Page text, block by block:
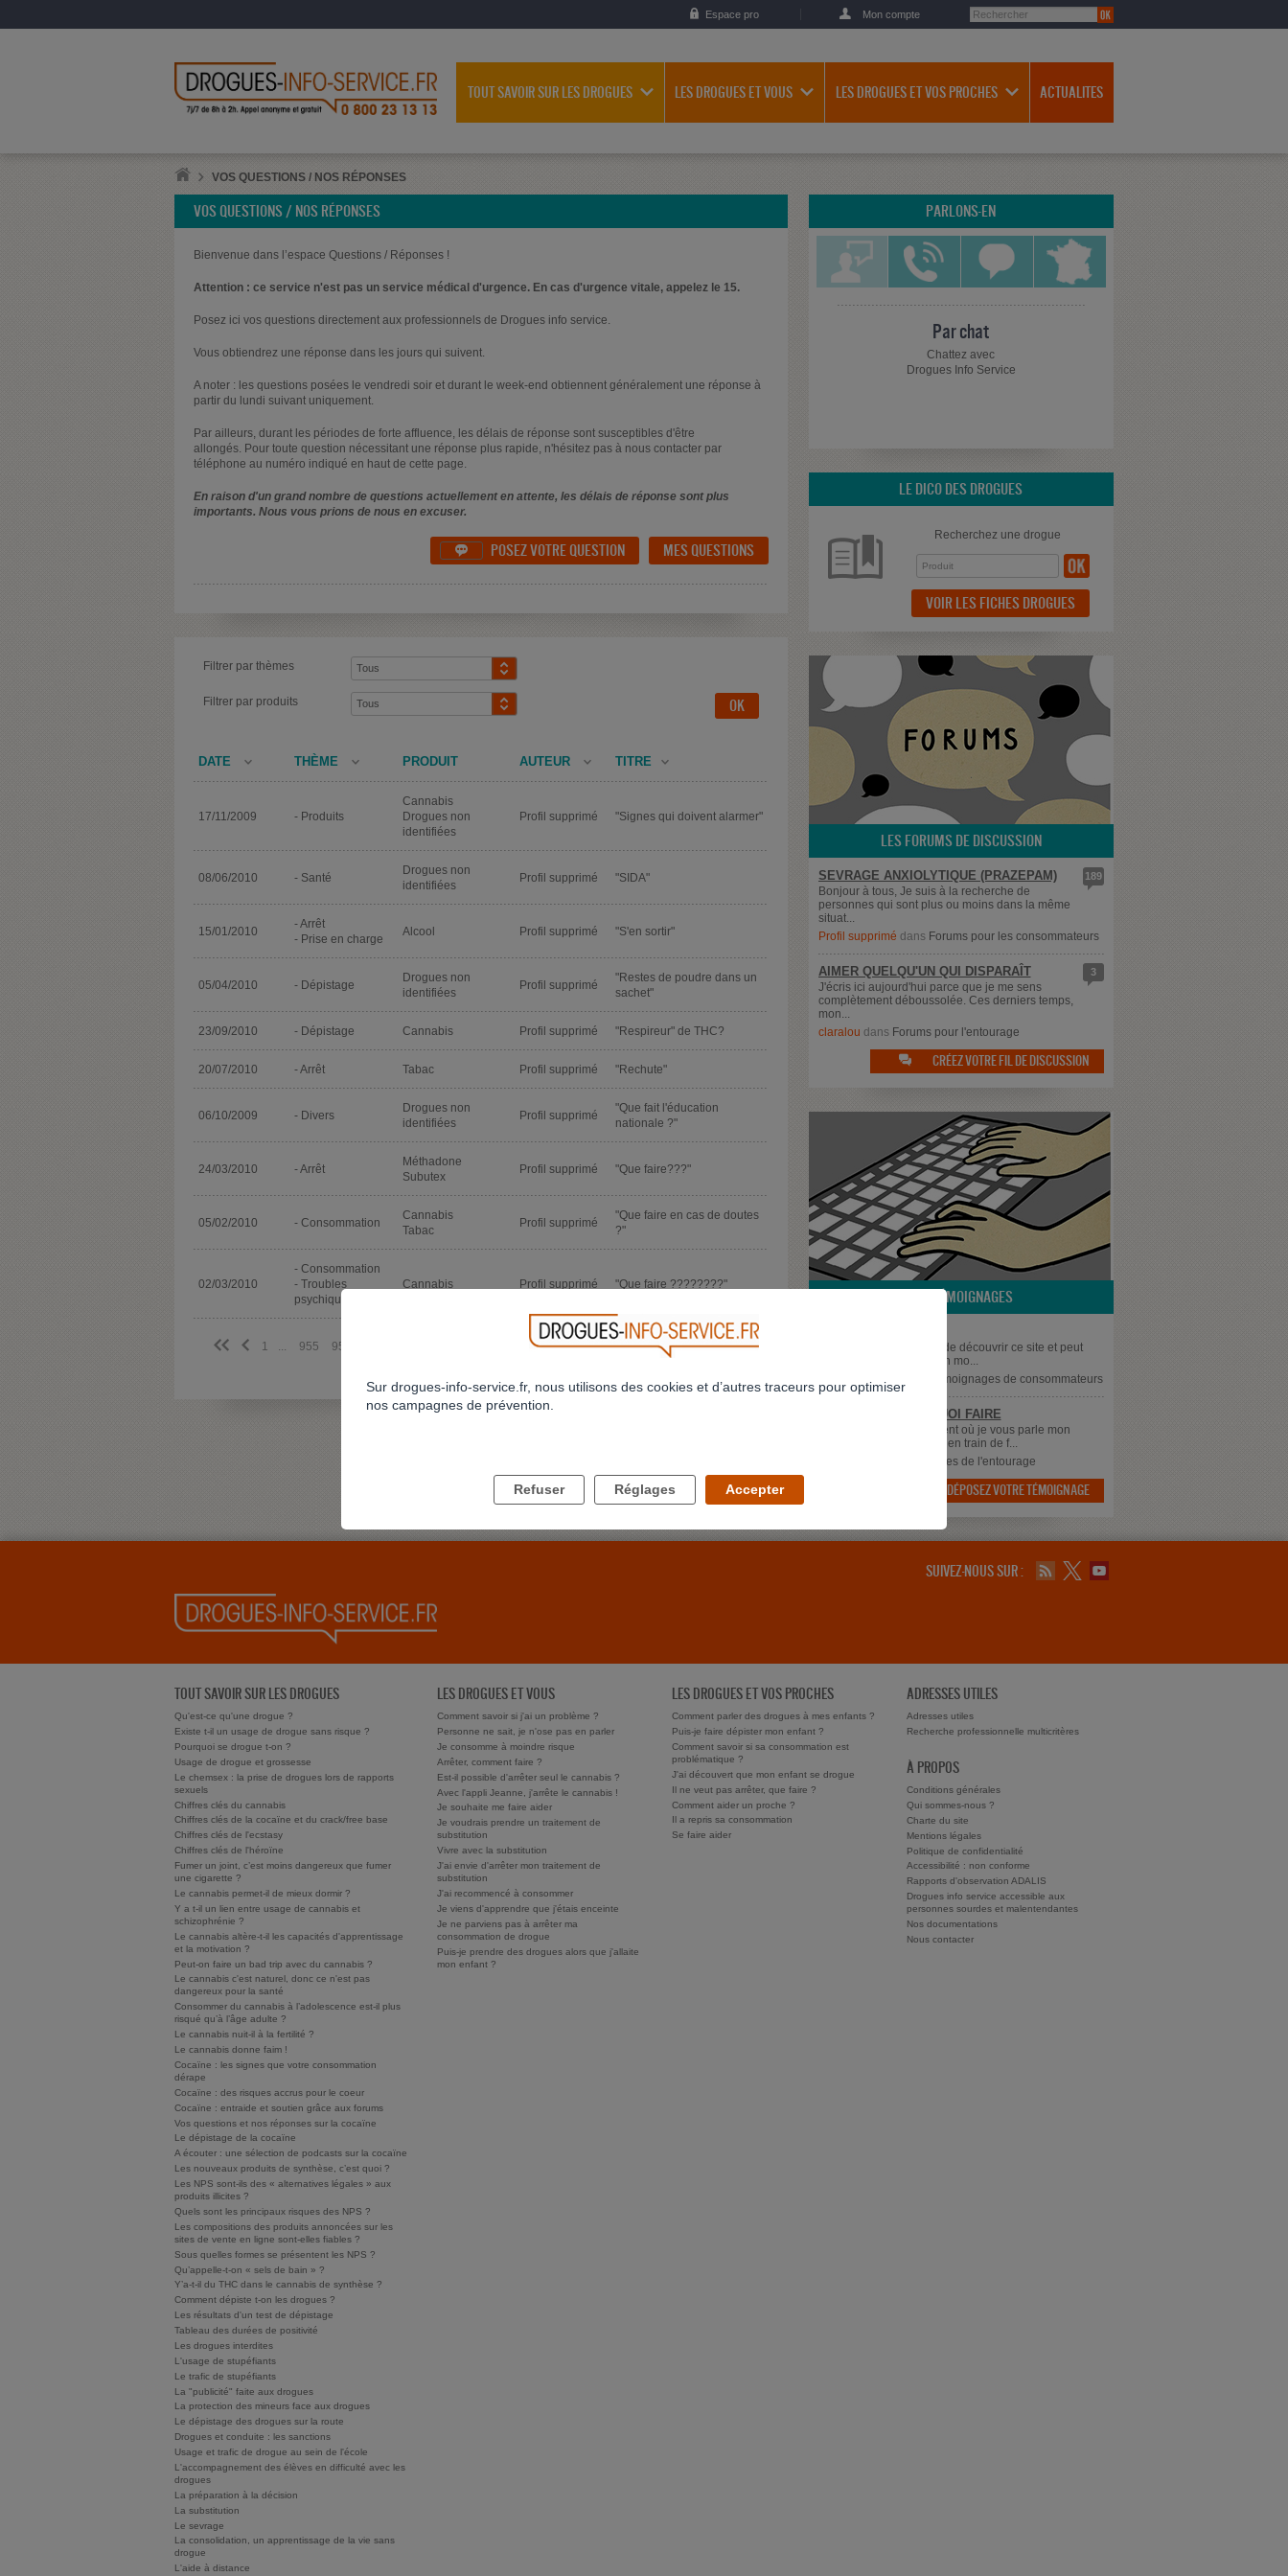
Espace pro Mon compte
TOUT SAVOIR SUR LES DROGUES LES DROGUES ET VOUS LES DROGUES ET VOS PROCHES ACTUALITES
VOS QUESTIONS / NOS RÉPONSES
VOS QUESTIONS / NOS RÉPONSES
Bienvenue dans l’espace Questions / Réponses !
Attention : ce service n'est pas un service médical d'urgence. En cas d'urgence vitale, appelez le 15.
Posez ici vos questions directement aux professionnels de Drogues info service.
Vous obtiendrez une réponse dans les jours qui suivent.
A noter : les questions posées le vendredi soir et durant le week-end obtiennent généralement une réponse à
partir du lundi suivant uniquement.
Par ailleurs, durant les périodes de forte affluence, les délais de réponse sont susceptibles d'être
allongés. Pour toute question nécessitant une réponse plus rapide, n'hésitez pas à nous contacter par
téléphone au numéro indiqué en haut de cette page.
En raison d'un grand nombre de questions actuellement en attente, les délais de réponse sont plus
importants. Nous vous prions de nous en excuser.
 POSEZ VOTRE QUESTION MES QUESTIONS
Filtrer par thèmes
Filtrer par produits
DATE THÈME PRODUIT AUTEUR TITRE
17/11/2009 - Produits
Cannabis
Drogues non
identifiées
Profil supprimé "Signes qui doivent alarmer"
08/06/2010 - Santé
Drogues non
identifiées
Profil supprimé "SIDA"
15/01/2010
- Arrêt
- Prise en charge
Alcool Profil supprimé "S'en sortir"
05/04/2010 - Dépistage
Drogues non
identifiées
Profil supprimé
"Restes de poudre dans un
sachet"
23/09/2010 - Dépistage Cannabis Profil supprimé "Respireur" de THC?
20/07/2010 - Arrêt Tabac Profil supprimé "Rechute"
06/10/2009 - Divers
Drogues non
identifiées
Profil supprimé
"Que fait l'éducation
nationale ?"
24/03/2010 - Arrêt
Méthadone
Subutex
Profil supprimé "Que faire???"
05/02/2010 - Consommation
Cannabis
Tabac
Profil supprimé
"Que faire en cas de doutes
?"
02/03/2010
- Consommation
- Troubles
psychiques
Cannabis Profil supprimé "Que faire ????????"
<< < 1 955 956 962 963 964 965 966 967 968
...
PARLONS-EN
Par chat
Chattez avec
Drogues Info Service
LE DICO DES DROGUES
Recherchez une drogue
VOIR LES FICHES DROGUES
LES FORUMS DE DISCUSSION
189
SEVRAGE ANXIOLYTIQUE (PRAZEPAM)
Bonjour à tous, Je suis à la recherche de
personnes qui sont plus ou moins dans la même
situat...
Profil supprimé dans Forums pour les consommateurs
3
AIMER QUELQU'UN QUI DISPARAÎT
J'écris ici aujourd'hui parce que je me sens
complètement déboussolée. Ces derniers temps,
mon...
claralou dans Forums pour l'entourage
 CRÉEZ VOTRE FIL DE DISCUSSION
LES TÉMOIGNAGES
Bonjour à tous, je viens de découvrir ce site et peut
être tardivement. Voilà un mo...
Témoignages de consommateurs
JE NE SAIS PLUS QUOI FAIRE
Bonjour à tous, Au moment où je vous parle mon
conjoint qui à 43 ans est en train de f...
Témoignages de l'entourage
DÉPOSEZ VOTRE TÉMOIGNAGE
SUIVEZ-NOUS SUR :
TOUT SAVOIR SUR LES DROGUES
Qu'est-ce qu'une drogue ?
Existe t-il un usage de drogue sans risque ?
Pourquoi se drogue t-on ?
Usage de drogue et grossesse
Le chemsex : la prise de drogues lors de rapports
sexuels
Chiffres clés du cannabis
Chiffres clés de la cocaïne et du crack/free base
Chiffres clés de l'ecstasy
Chiffres clés de l'héroïne
Fumer un joint, c’est moins dangereux que fumer
une cigarette ?
Le cannabis permet-il de mieux dormir ?
Y a t-il un lien entre usage de cannabis et
schizophrénie ?
Le cannabis altère-t-il les capacités d'apprentissage
et la motivation ?
Peut-on faire un bad trip avec du cannabis ?
Le cannabis c'est naturel, donc ce n'est pas
dangereux pour la santé
Consommer du cannabis à l’adolescence est-il plus
risqué qu’à l’âge adulte ?
Le cannabis nuit-il à la fertilité ?
Le cannabis donne faim !
Cocaïne : les signes que votre consommation
dérape
Cocaïne : des risques accrus pour le coeur
Cocaïne : entraide et soutien grâce aux forums
Vos questions et nos réponses sur la cocaïne
Le dépistage de la cocaïne
A écouter : une sélection de podcasts sur la cocaïne
Les nouveaux produits de synthèse, c’est quoi ?
Les NPS sont-ils des « alternatives légales » aux
produits illicites ?
Quels sont les principaux risques des NPS ?
Les compositions des produits annoncées sur les
sites de vente en ligne sont-elles fiables ?
Sous quelles formes se présentent les NPS ?
Qu’appelle-t-on « sels de bain » ?
Y’a-t-il du THC dans le cannabis de synthèse ?
Comment dépiste t-on les drogues ?
Les résultats d'un test de dépistage
Tableau des durées de positivité
Les drogues interdites
L'usage de stupéfiants
Le trafic de stupéfiants
La "publicité" faite aux drogues
La protection des mineurs face aux drogues
Le dépistage des drogues sur la route
Drogues et conduite : les sanctions
Usage et trafic de drogue au sein de l'école
L'accompagnement des élèves en difficulté avec les
drogues
La préparation à la décision
La substitution
Le sevrage
La consolidation, un apprentissage de la vie sans
drogue
L'aide à distance
LES DROGUES ET VOUS
Comment savoir si j'ai un problème ?
Personne ne sait, je n'ose pas en parler
Je consomme à moindre risque
Arrêter, comment faire ?
Est-il possible d'arrêter seul le cannabis ?
Avec l'appli Jeanne, j'arrête le cannabis !
Je souhaite me faire aider
Je voudrais prendre un traitement de
substitution
Vivre avec la substitution
J'ai envie d'arrêter mon traitement de
substitution
J'ai recommencé à consommer
Je viens d'apprendre que j'étais enceinte
Je ne parviens pas à arrêter ma
consommation de drogue
Puis-je prendre des drogues alors que j'allaite
mon enfant ?
LES DROGUES ET VOS PROCHES
Comment parler des drogues à mes enfants ?
Puis-je faire dépister mon enfant ?
Comment savoir si sa consommation est
problématique ?
J'ai découvert que mon enfant se drogue
Il ne veut pas arrêter, que faire ?
Comment aider un proche ?
Il a repris sa consommation
Se faire aider
ADRESSES UTILES
Adresses utiles
Recherche professionnelle multicritères
À PROPOS
Conditions générales
Qui sommes-nous ?
Charte du site
Mentions légales
Politique de confidentialité
Accessibilité : non conforme
Rapports d'observation ADALIS
Drogues info service accessible aux
personnes sourdes et malentendantes
Nos documentations
Nous contacter
Sur drogues-info-service.fr, nous utilisons des cookies et d’autres traceurs pour optimiser
nos campagnes de prévention.
Refuser Réglages Accepter